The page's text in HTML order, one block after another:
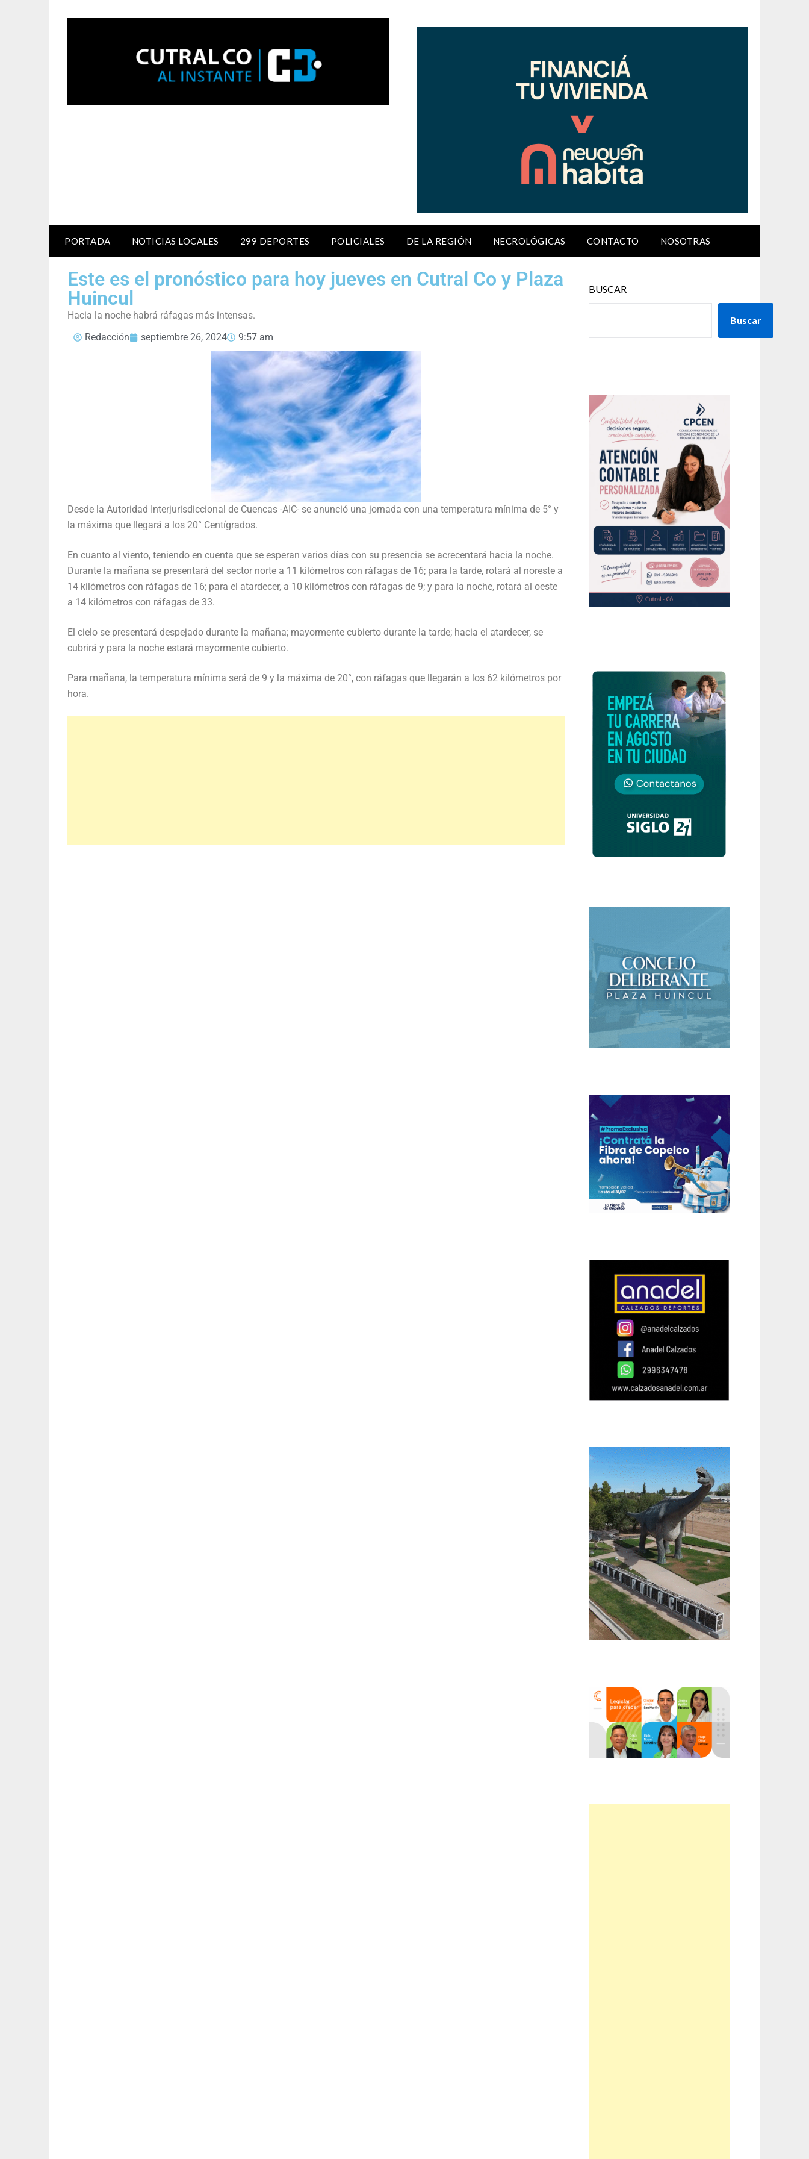
PORTADA NOTICIAS LOCALES 299 DEPORTES POLICIALES DE LA REGIÓN NECROLÓGICAS CONTACTO NOSOTRAS
Este es el pronóstico para hoy jueves en Cutral Co y Plaza
Huincul
Hacia la noche habrá ráfagas más intensas.
Redacción
septiembre 26, 2024 9:57 am
Desde la Autoridad Interjurisdiccional de Cuencas -AIC- se anunció una jornada con una temperatura mínima de 5° y
la máxima que llegará a los 20° Centígrados.
En cuanto al viento, teniendo en cuenta que se esperan varios días con su presencia se acrecentará hacia la noche.
Durante la mañana se presentará del sector norte a 11 kilómetros con ráfagas de 16; para la tarde, rotará al noreste a
14 kilómetros con ráfagas de 16; para el atardecer, a 10 kilómetros con ráfagas de 9; y para la noche, rotará al oeste
a 14 kilómetros con ráfagas de 33.
El cielo se presentará despejado durante la mañana; mayormente cubierto durante la tarde; hacia el atardecer, se
cubrirá y para la noche estará mayormente cubierto.
Para mañana, la temperatura mínima será de 9 y la máxima de 20°, con ráfagas que llegarán a los 62 kilómetros por
hora.
BUSCAR
Buscar